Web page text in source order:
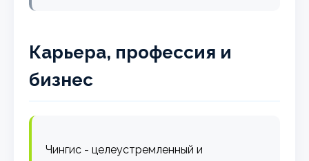
Карьера, профессия и
бизнес
Чингис - целеустремленный и